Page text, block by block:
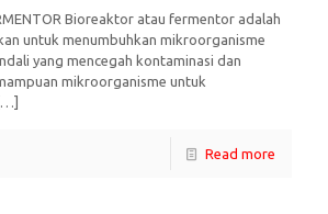
Bioreaktor atau fermentor adalah
untuk menumbuhkan mikroorganisme
yang mencegah kontaminasi dan
mikroorganisme untuk
Read more